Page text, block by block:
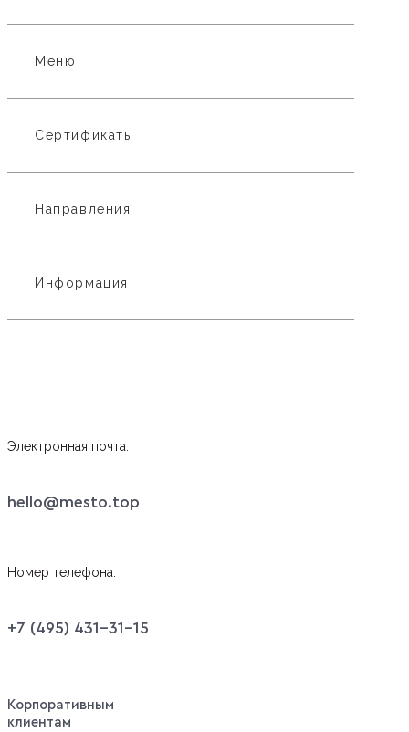
Меню
Сертификаты
Направления
Информация
Электронная почта:
hello@mesto.top
Номер телефона:
+7 (495) 431-31-15
Корпоративным
клиентам